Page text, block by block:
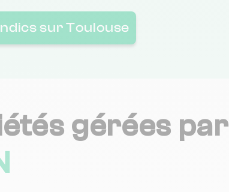
1 km
sur Toulouse
gérées par